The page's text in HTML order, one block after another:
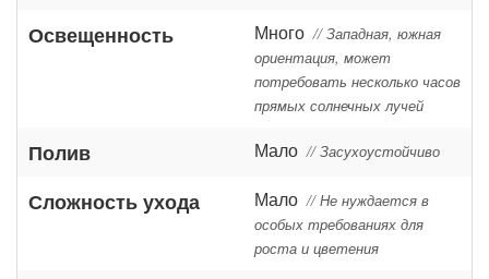
Освещенность Много // Западная, южная
ориентация, может
потребовать несколько часов
прямых солнечных лучей
Полив Мало // Засухоустойчиво
Сложность ухода Мало // Не нуждается в
особых требованиях для
роста и цветения